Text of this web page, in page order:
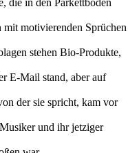
die in den Parkettboden
mit motivierenden Sprüchen
stehen Bio-Produkte,
E-Mail stand, aber auf
der sie spricht, kam vor
und ihr jetziger